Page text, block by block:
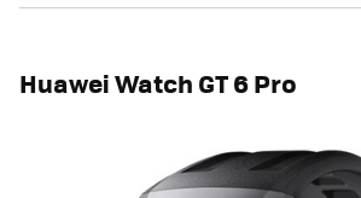
Huawei Watch GT 6 Pro